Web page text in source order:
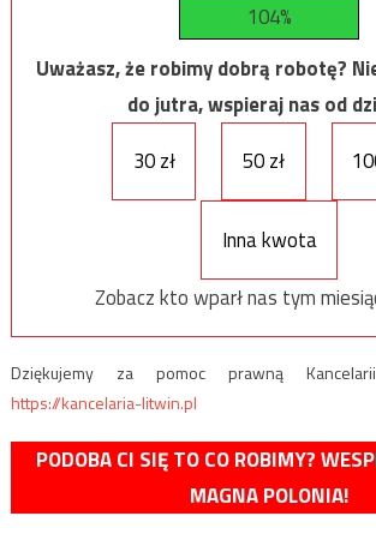
104%
Uważasz, że robimy dobrą robotę?
do jutra, wspieraj nas od
30 zł
50 zł
Inna kwota
Zobacz kto wparł nas tym
Dziękujemy za pomoc prawną
https://kancelaria-litwin.pl
PODOBA CI SIĘ TO CO ROBIMY?
MAGNA POLONIA!